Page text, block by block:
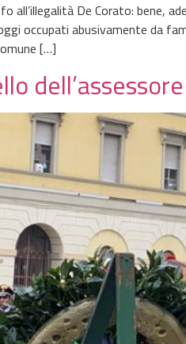
all’illegalità De Corato: bene,
occupati abusivamente da
[…]